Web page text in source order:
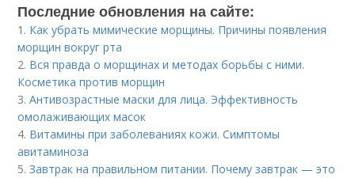
Последние обновления на сайте:
1. Как убрать мимические морщины. Причины появления
морщин вокруг рта
2. Вся правда о морщинах и методах борьбы с ними.
Косметика против морщин
3.Антивозрастные маски для лица. Эффективность
омолаживающих масок
4. Витамины при заболеваниях кожи. Симптомы
авитаминоза
5.Завтрак на правильном питании. Почему завтрак — это